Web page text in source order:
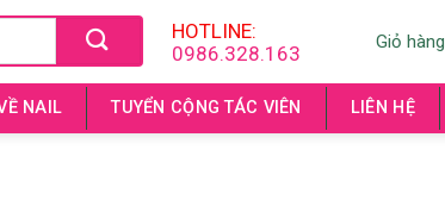
HOTLINE:
0986.328.163
Giỏ hàng
NAIL TUYỂN CỘNG TÁC VIÊN LIÊN HỆ